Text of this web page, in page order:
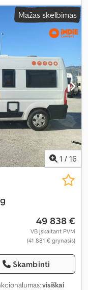
5 990 mm, bendras
, ašių konfigūracija:2
, bendras svoris:
vairo padėtis: kairė,
šildytuvas,
elektroninė
automobilio
pilna techninės
stiprintuvas,
lova, viengulės
sezonų padangos,
Mažas skelbimas
1 / 16
49 838 €
VB įskaitant PVM
(41 881 € grynasis)
Skambinti
visiškai